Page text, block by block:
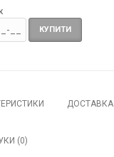
КУПИТИ
ДОСТАВКА
(0)